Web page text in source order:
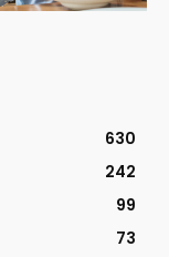
630
242
99
73